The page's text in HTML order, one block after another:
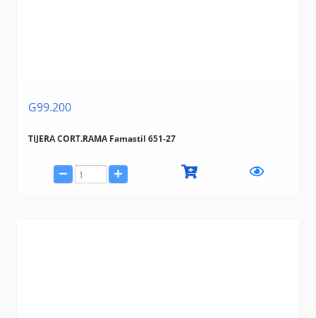
G99.200
TIJERA CORT.RAMA Famastil 651-27